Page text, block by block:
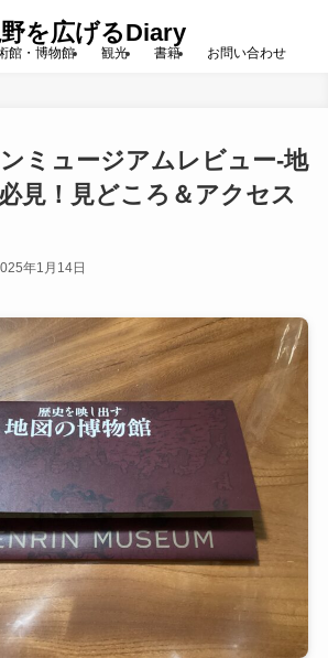
を広げるDiary
館・博物館 観光 書籍 お問い合わせ
ミュージアムレビュー-地
見！見どころ＆アクセス
年1月14日